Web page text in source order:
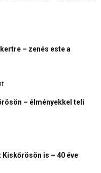
– zenés este a
– élményekkel teli
is – 40 éve